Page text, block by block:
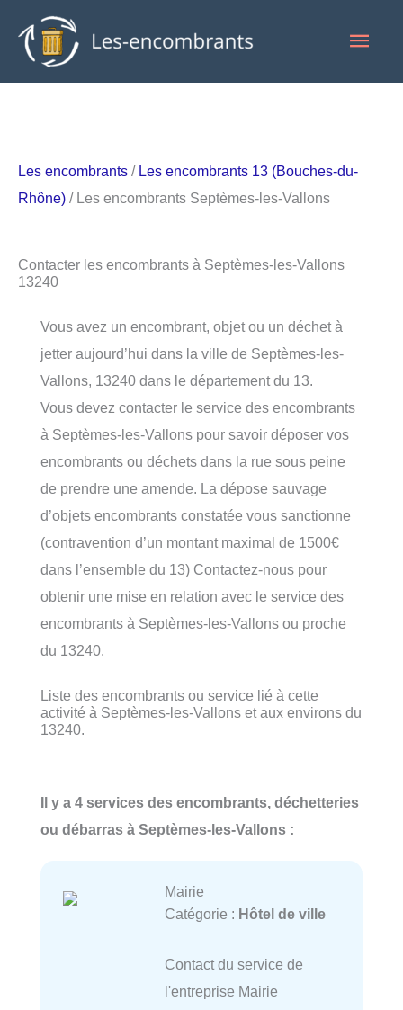
contenu
Les encombrants / Les encombrants 13 (Bouches-du-
Rhône) / Les encombrants Septèmes-les-Vallons
Contacter les encombrants à Septèmes-les-Vallons
13240
Vous avez un encombrant, objet ou un déchet à
jetter aujourd’hui dans la ville de Septèmes-les-
Vallons, 13240 dans le département du 13.
Vous devez contacter le service des encombrants
à Septèmes-les-Vallons pour savoir déposer vos
encombrants ou déchets dans la rue sous peine
de prendre une amende. La dépose sauvage
d’objets encombrants constatée vous sanctionne
(contravention d’un montant maximal de 1500€
dans l’ensemble du 13) Contactez-nous pour
obtenir une mise en relation avec le service des
encombrants à Septèmes-les-Vallons ou proche
du 13240.
Liste des encombrants ou service lié à cette
activité à Septèmes-les-Vallons et aux environs du
13240.
Il y a 4 services des encombrants, déchetteries
ou débarras à Septèmes-les-Vallons :
Mairie
Catégorie : Hôtel de ville
Contact du service de
l'entreprise Mairie